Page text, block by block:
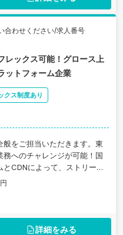
合わせください/求人番号
レックス可能！グロース上
ットフォーム企業
クス制度あり
をご担当いただきます。東
へのチャレンジが可能！国
CDNによって、ストリーミ
業の求人です。
詳細をみる